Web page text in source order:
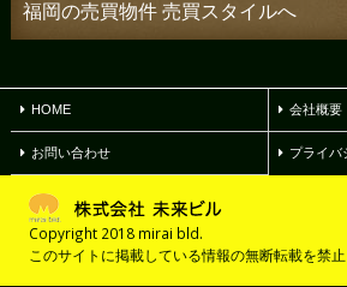
福岡の売買物件売買スタイルへ
HOME 会社概要
お問い合わせ プライバ
Copyright 2018 mirai bld.
このサイトに掲載している情報の無断転載を禁止